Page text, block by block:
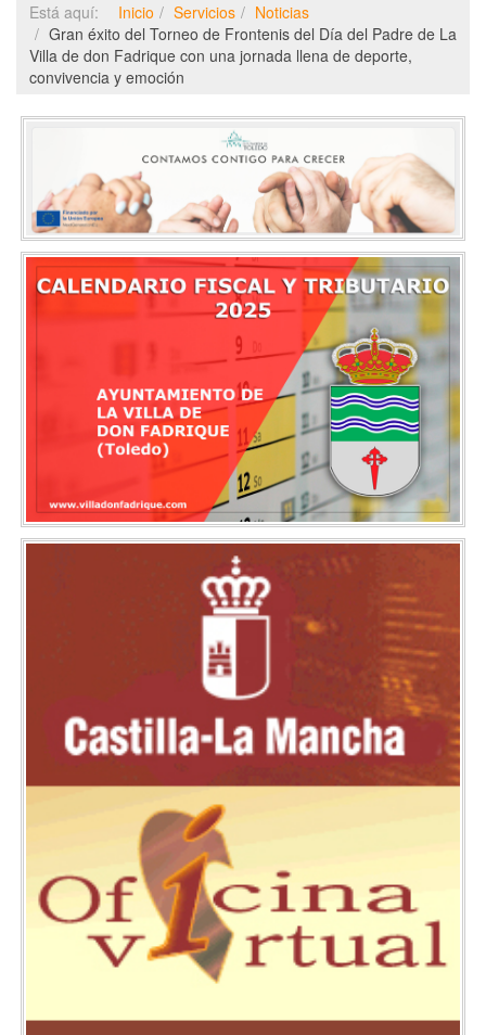
Está aquí: Inicio Servicios
Noticias
Gran éxito del Torneo de Frontenis del Día del Padre de La
Villa de don Fadrique con una jornada llena de deporte,
convivencia y emoción